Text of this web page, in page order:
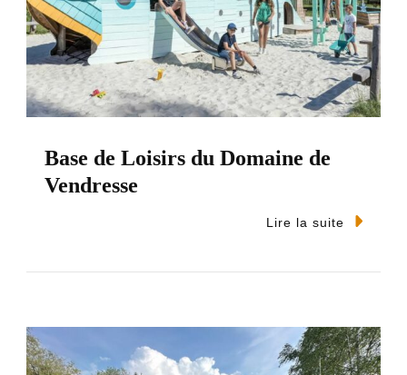
Base de Loisirs du Domaine de
Vendresse
Lire la suite